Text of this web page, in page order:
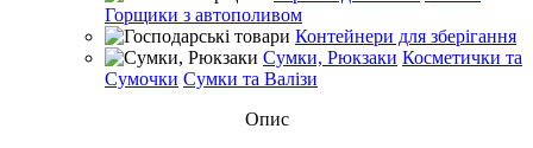
Горщики з автополивом
Контейнери для зберігання
Сумки, Рюкзаки Косметички та
Сумочки Сумки та Валізи
Опис